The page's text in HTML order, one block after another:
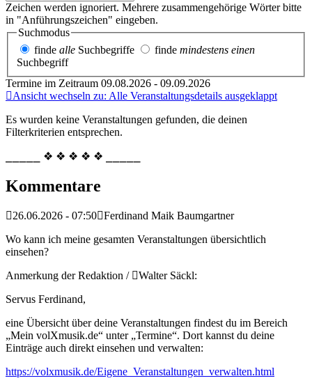
Zeichen werden ignoriert. Mehrere zusammengehörige Wörter bitte
in "Anführungszeichen" eingeben.
Suchmodus
finde alle Suchbegriffe finde mindestens einen
Suchbegriff
Termine im Zeitraum 09.08.2026 - 09.09.2026
Ansicht wechseln zu: Alle Veranstaltungsdetails ausgeklappt
Es wurden keine Veranstaltungen gefunden, die deinen
Filterkriterien entsprechen.
⎯⎯⎯⎯⎯ ❖ ❖ ❖ ❖ ❖ ⎯⎯⎯⎯⎯
Kommentare
26.06.2026 - 07:50 Ferdinand Maik Baumgartner
Wo kann ich meine gesamten Veranstaltungen übersichtlich
einsehen?
Anmerkung der Redaktion /
Walter Säckl:
Servus Ferdinand,
eine Übersicht über deine Veranstaltungen findest du im Bereich
„Mein volXmusik.de“ unter „Termine“. Dort kannst du deine
Einträge auch direkt einsehen und verwalten:
https://volxmusik.de/Eigene_Veranstaltungen_verwalten.html